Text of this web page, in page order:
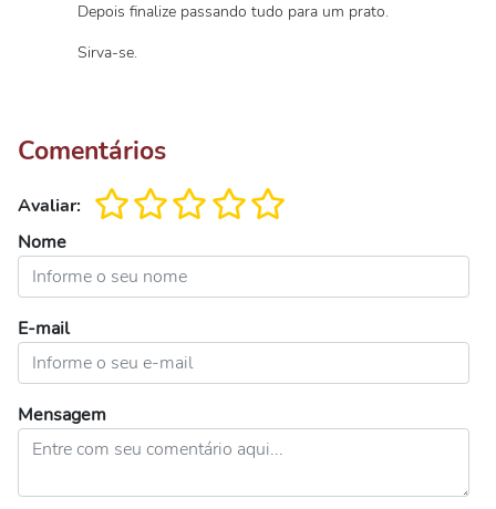
Depois finalize passando tudo para um prato.
Sirva-se.
Comentários
Avaliar:
Nome
E-mail
Mensagem